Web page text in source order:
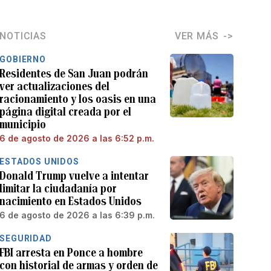
NOTICIAS VER MÁS
GOBIERNO
Residentes de San Juan podrán
ver actualizaciones del
racionamiento y los oasis en una
página digital creada por el
municipio
6 de agosto de 2026 a las 6:52 p.m.
ESTADOS UNIDOS
Donald Trump vuelve a intentar
limitar la ciudadanía por
nacimiento en Estados Unidos
6 de agosto de 2026 a las 6:39 p.m.
SEGURIDAD
FBI arresta en Ponce a hombre
con historial de armas y orden de